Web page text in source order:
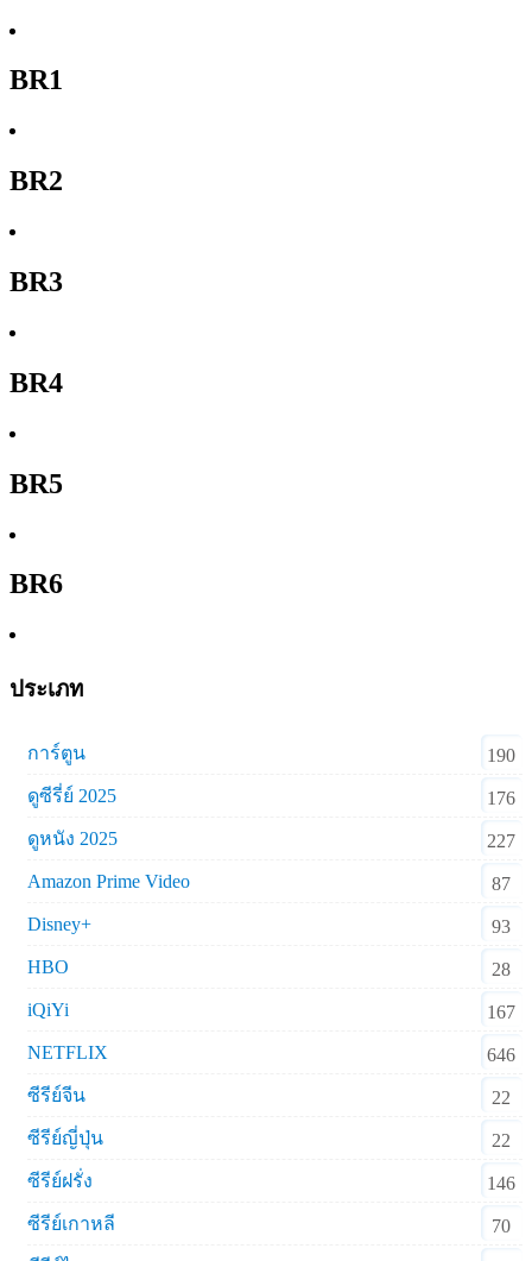
BR1
BR2
BR3
BR4
BR5
BR6
ประเภท
การ์ตูน
190
ดูซีรี่ย์ 2025
176
ดูหนัง 2025
227
Amazon Prime Video
87
Disney+
93
HBO
28
iQiYi
167
NETFLIX
646
ซีรีย์จีน
22
ซีรีย์ญี่ปุ่น
22
ซีรีย์ฝรั่ง
146
ซีรีย์เกาหลี
70